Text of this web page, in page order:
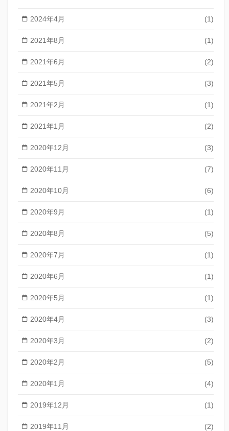
2024年4月 (1)
2021年8月 (1)
2021年6月 (2)
2021年5月 (3)
2021年2月 (1)
2021年1月 (2)
2020年12月 (3)
2020年11月 (7)
2020年10月 (6)
2020年9月 (1)
2020年8月 (5)
2020年7月 (1)
2020年6月 (1)
2020年5月 (1)
2020年4月 (3)
2020年3月 (2)
2020年2月 (5)
2020年1月 (4)
2019年12月 (1)
2019年11月 (2)